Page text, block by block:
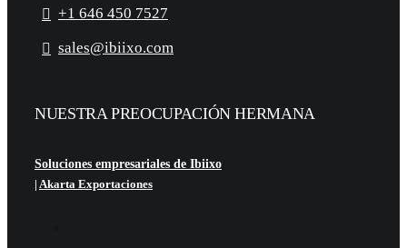
+1 646 450 7527
sales@ibiixo.com
NUESTRA PREOCUPACIÓN HERMANA
Soluciones empresariales de Ibiixo
| Akarta Exportaciones